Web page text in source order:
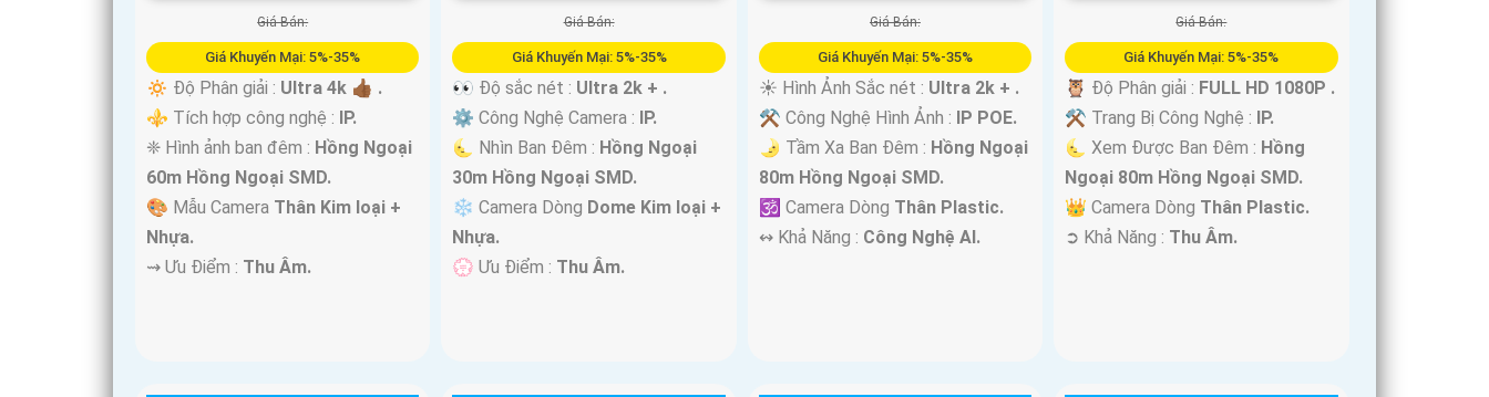
Giá Bán:
Giá Khuyến Mại: 5%-35%
🔅 Độ Phân giải : Ultra 4k 👍🏾 .
⚜️ Tích hợp công nghệ : IP.
❈ Hình ảnh ban đêm : Hồng Ngoại
60m Hồng Ngoại SMD.
🎨 Mẫu Camera Thân Kim loại +
Nhựa.
️⇝ Ưu Điểm : Thu Âm.
Giá Bán:
Giá Khuyến Mại: 5%-35%
️
👀 Độ sắc nét : Ultra 2k + .
⚙ Công Nghệ Camera : IP.
🌜 Nhìn Ban Đêm : Hồng Ngoại
30m Hồng Ngoại SMD.
❄ Camera Dòng Dome Kim loại +
Nhựa.
️💮 Ưu Điểm : Thu Âm.
Giá Bán:
Giá Khuyến Mại: 5%-35%
☀️ Hình Ảnh Sắc nét : Ultra 2k + .
⚒ Công Nghệ Hình Ảnh : IP POE.
🌛 Tầm Xa Ban Đêm : Hồng Ngoại
80m Hồng Ngoại SMD.
🕉️ Camera Dòng Thân Plastic.
️↭ Khả Năng : Công Nghệ AI.
Giá Bán:
Giá Khuyến Mại: 5%-35%
🦉 Độ Phân giải : FULL HD 1080P .
⚒ Trang Bị Công Nghệ : IP.
🌜 Xem Được Ban Đêm : Hồng
Ngoại 80m Hồng Ngoại SMD.
👑 Camera Dòng Thân Plastic.
️➲ Khả Năng : Thu Âm.